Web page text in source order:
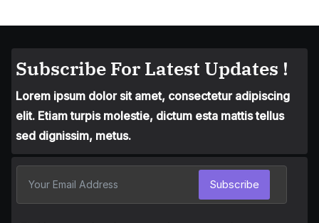
Subscribe For Latest Updates !
Lorem ipsum dolor sit amet, consectetur adipiscing
elit. Etiam turpis molestie, dictum esta mattis tellus
sed dignissim, metus.
Subscribe